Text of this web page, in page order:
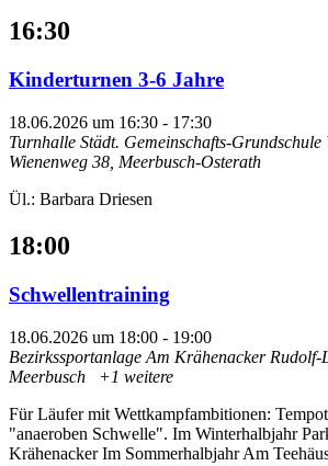
16:30
Kinderturnen 3-6 Jahre
18.06.2026 um 16:30 - 17:30
Turnhalle Städt. Gemeinschafts-Grundschule
Wienenweg 38, Meerbusch-Osterath
Ül.: Barbara Driesen
18:00
Schwellentraining
18.06.2026 um 18:00 - 19:00
Bezirkssportanlage Am Krähenacker Rudolf-
Meerbusch
+1 weitere
Für Läufer mit Wettkampfambitionen:
"anaeroben Schwelle". Im Winterhalbjahr
Krähenacker Im Sommerhalbjahr Am